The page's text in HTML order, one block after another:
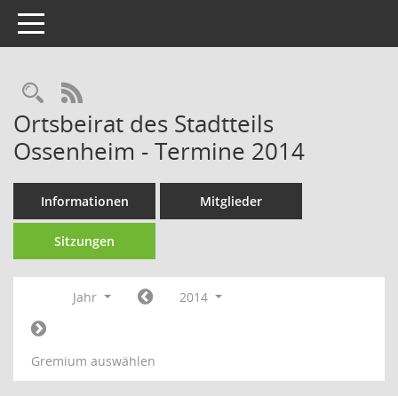
Toggle navigation
Rechercheauswahl
RSS-Feed
Ortsbeirat des Stadtteils
Ossenheim - Termine 2014
Informationen Mitglieder
Sitzungen
Jahr 2014
Gremium auswählen